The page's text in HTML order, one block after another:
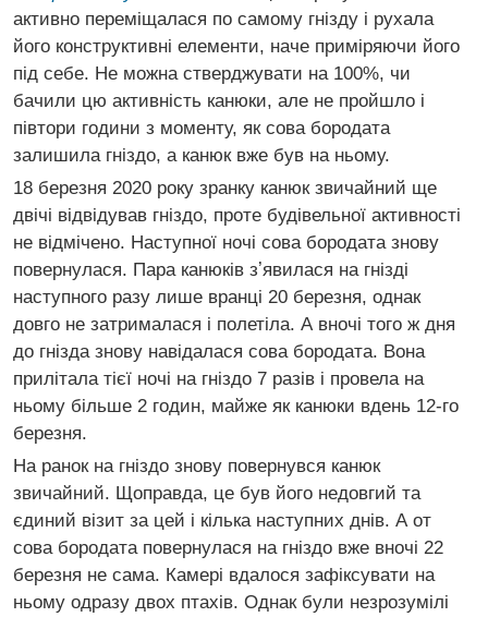
активно переміщалася по самому гнізду і рухала
його конструктивні елементи, наче приміряючи його
під себе. Не можна стверджувати на 100%, чи
бачили цю активність канюки, але не пройшло і
півтори години з моменту, як сова бородата
залишила гніздо, а канюк вже був на ньому.
18 березня 2020 року зранку канюк звичайний ще
двічі відвідував гніздо, проте будівельної активності
не відмічено. Наступної ночі сова бородата знову
повернулася. Пара канюків зʼявилася на гнізді
наступного разу лише вранці 20 березня, однак
довго не затрималася і полетіла. А вночі того ж дня
до гнізда знову навідалася сова бородата. Вона
прилітала тієї ночі на гніздо 7 разів і провела на
ньому більше 2 годин, майже як канюки вдень 12-го
березня.
На ранок на гніздо знову повернувся канюк
звичайний. Щоправда, це був його недовгий та
єдиний візит за цей і кілька наступних днів. А от
сова бородата повернулася на гніздо вже вночі 22
березня не сама. Камері вдалося зафіксувати на
ньому одразу двох птахів. Однак були незрозумілі